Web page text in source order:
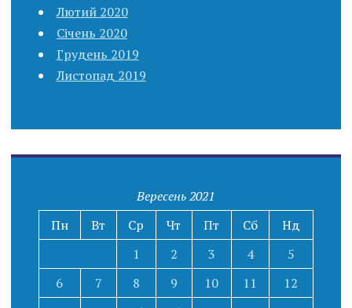
Лютий 2020
Січень 2020
Грудень 2019
Листопад 2019
Вересень 2021
Пн
Вт Ср Чт Пт Сб
Нд
1
2 3 4
5
6
7 8 9 10 11
12